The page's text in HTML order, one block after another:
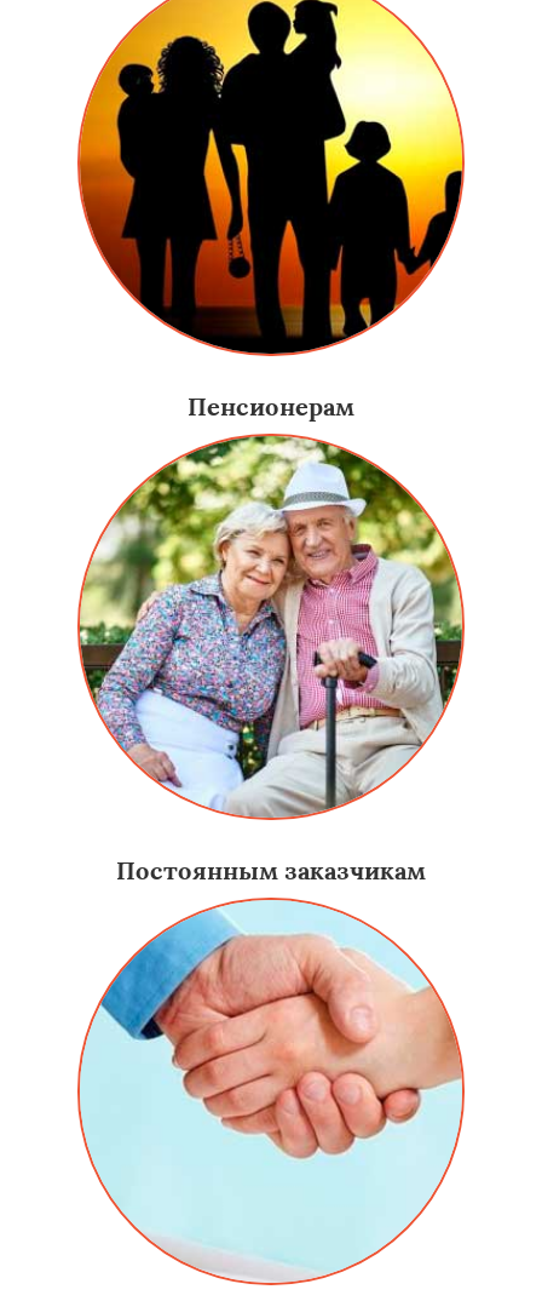
Пенсионерам
Постоянным заказчикам